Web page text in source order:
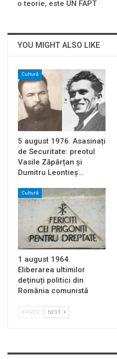
o teorie, este UN FAPT
YOU MIGHT ALSO LIKE
Cultură
5 august 1976. Asasinați
de Securitate: preotul
Vasile Zăpârțan și
Dumitru Leontieș…
Cultură
1 august 1964.
Eliberarea ultimilor
deținuți politici din
România comunistă
PREV NEXT